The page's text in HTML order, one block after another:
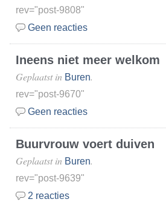
rev="post-9808"
Geen reacties
Ineens niet meer welkom
Geplaatst in Buren.
rev="post-9670"
Geen reacties
Buurvrouw voert duiven
Geplaatst in Buren.
rev="post-9639"
2 reacties